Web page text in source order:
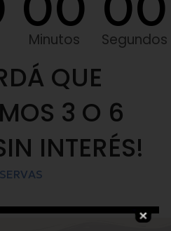
Minutos Segundos
QUE
3 O 6
INTERÉS!